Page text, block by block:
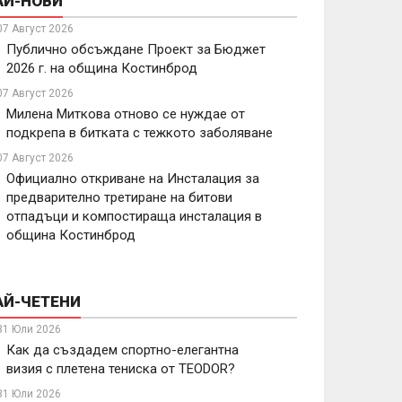
Август 2026
Публично обсъждане Проект за Бюджет
2026 г. на община Костинброд
Август 2026
Милена Миткова отново се нуждае от
подкрепа в битката с тежкото заболяване
Август 2026
Официално откриване на Инсталация за
предварително третиране на битови
отпадъци и компостираща инсталация в
община Костинброд
ЧЕТЕНИ
Юли 2026
Как да създадем спортно-елегантна
визия с плетена тениска от TEODOR?
Юли 2026